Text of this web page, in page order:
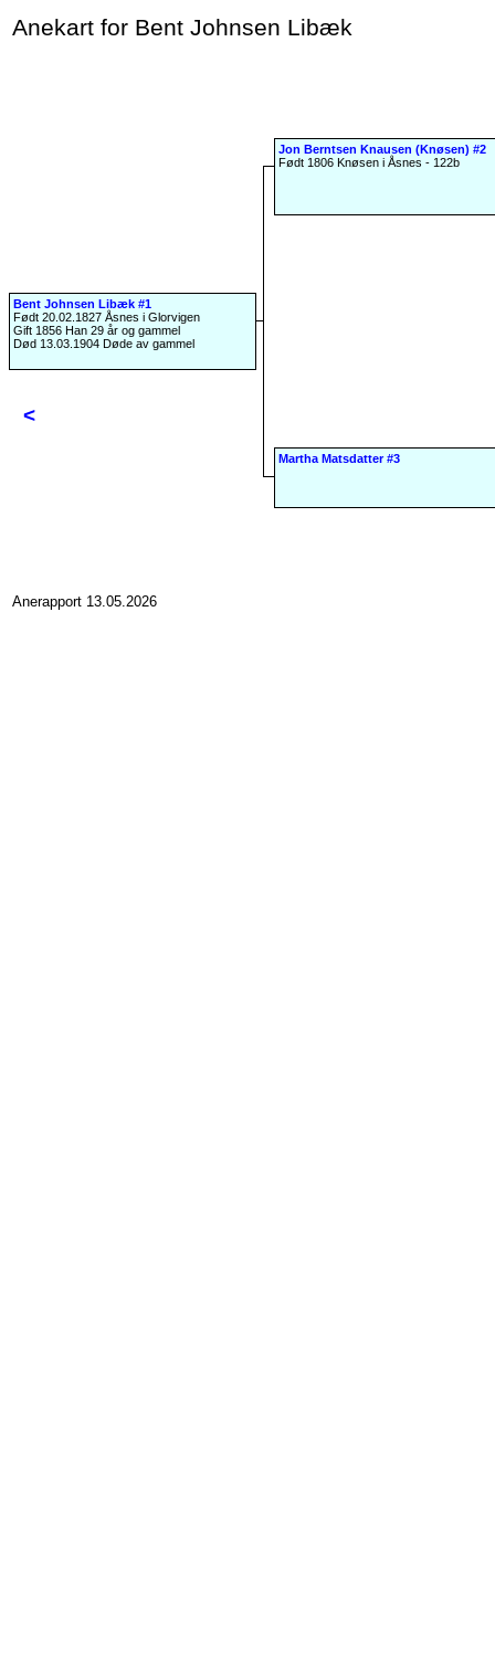
If you can read this line, the file format.css from BK is missing! (must be lower case file
Bent Johnsen Libæk #1
Født 20.02.1827 Åsnes i Glorvigen
Gift 1856 Han 29 år og gammel
Død 13.03.1904 Døde av gammel
Martha Matsdatter #3
Jon Berntsen Knausen (Knøsen) #2
Født 1806 Knøsen i Åsnes - 122b
<
Anekart for Bent Johnsen Libæk
Anerapport 13.05.2026